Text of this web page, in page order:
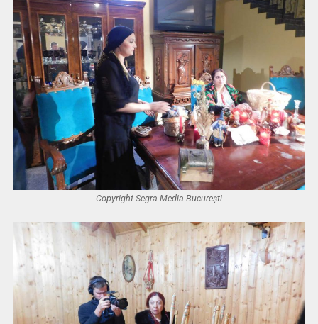
Copyright Segra Media București